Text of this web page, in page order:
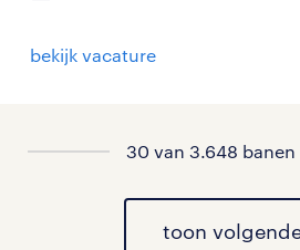
bekijk vacature
30 van 3.648 banen
toon